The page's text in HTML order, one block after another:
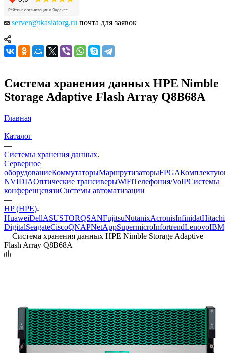
server@tkasiatorg.ru почта для заявок
Система хранения данных HPE Nimble
Storage Adaptive Flash Array Q8B68A
Главная
—
Каталог
—
Системы хранения данных
Серверное
оборудованиеКоммутаторыМаршрутизаторыFPGA
NVIDIAОптические трансиверыWiFiТелефония/VoIPСистемы
конференцсвязиСистемы автоматизации
—
HP (HPE)
HuaweiDellASUSTORQSANFujitsuNutanixAcronisInfinidatHitachi
DigitalSeagateCiscoQNAPNetAppSupermicroInfortrendLenovoIBM
—Система хранения данных HPE Nimble Storage Adaptive
Flash Array Q8B68A